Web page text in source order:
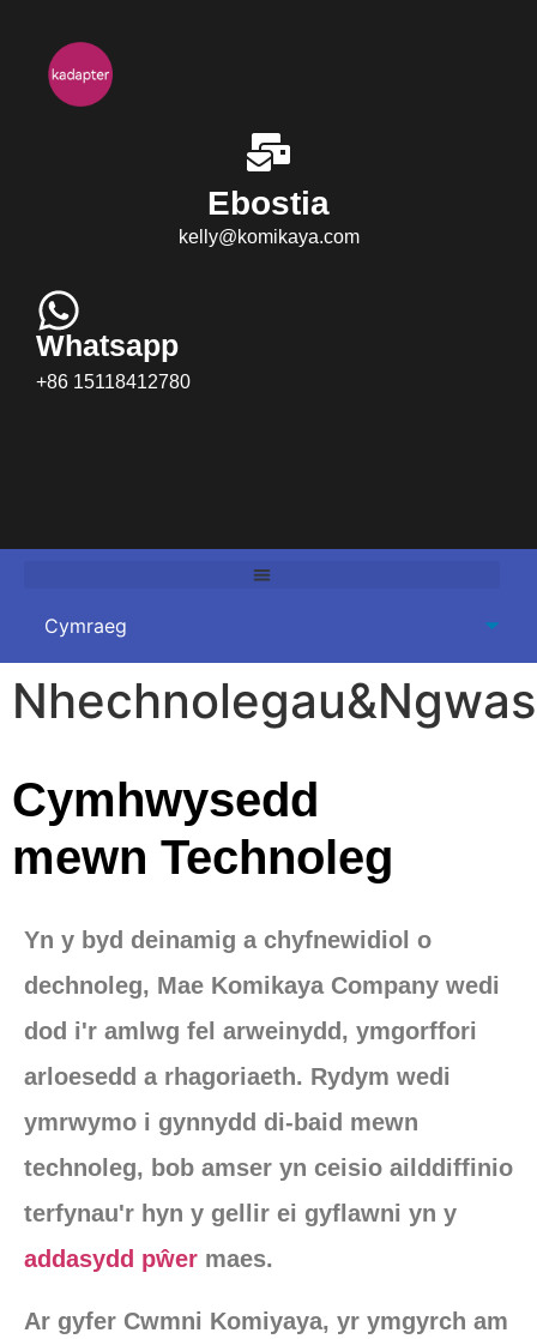
Ebostia
kelly@komikaya.com
Whatsapp
+86 15118412780
Cymhwysedd
mewn Technoleg
Yn y byd deinamig a chyfnewidiol o
dechnoleg, Mae Komikaya Company wedi
dod i'r amlwg fel arweinydd, ymgorffori
arloesedd a rhagoriaeth. Rydym wedi
ymrwymo i gynnydd di-baid mewn
technoleg, bob amser yn ceisio ailddiffinio
terfynau'r hyn y gellir ei gyflawni yn y
addasydd pŵer maes.
Ar gyfer Cwmni Komiyaya, yr ymgyrch am